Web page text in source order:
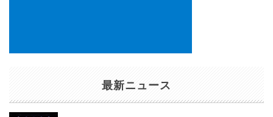
最新ニュース